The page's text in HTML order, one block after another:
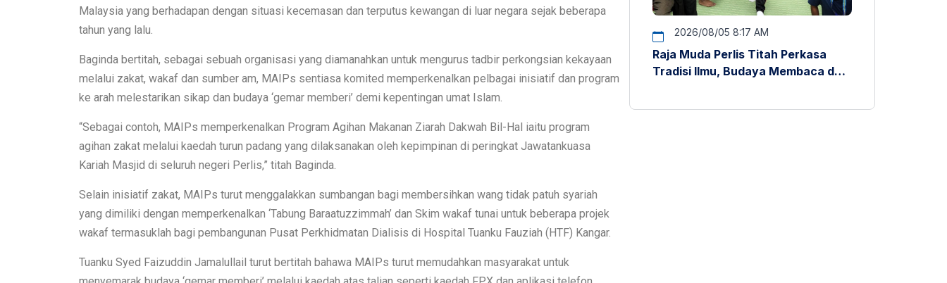
Malaysia yang berhadapan dengan situasi kecemasan dan terputus kewangan di luar negara sejak beberapa
tahun yang lalu.
Baginda bertitah, sebagai sebuah organisasi yang diamanahkan untuk mengurus tadbir perkongsian kekayaan
melalui zakat, wakaf dan sumber am, MAIPs sentiasa komited memperkenalkan pelbagai inisiatif dan program
ke arah melestarikan sikap dan budaya ‘gemar memberi’ demi kepentingan umat Islam.
“Sebagai contoh, MAIPs memperkenalkan Program Agihan Makanan Ziarah Dakwah Bil-Hal iaitu program
agihan zakat melalui kaedah turun padang yang dilaksanakan oleh kepimpinan di peringkat Jawatankuasa
Kariah Masjid di seluruh negeri Perlis,” titah Baginda.
Selain inisiatif zakat, MAIPs turut menggalakkan sumbangan bagi membersihkan wang tidak patuh syariah
yang dimiliki dengan memperkenalkan ‘Tabung Baraatuzzimmah’ dan Skim wakaf tunai untuk beberapa projek
wakaf termasuklah bagi pembangunan Pusat Perkhidmatan Dialisis di Hospital Tuanku Fauziah (HTF) Kangar.
Tuanku Syed Faizuddin Jamalullail turut bertitah bahawa MAIPs turut memudahkan masyarakat untuk
2026/08/05 8:17 AM
Raja Muda Perlis Titah Perkasa
Tradisi Ilmu, Budaya Membaca dan